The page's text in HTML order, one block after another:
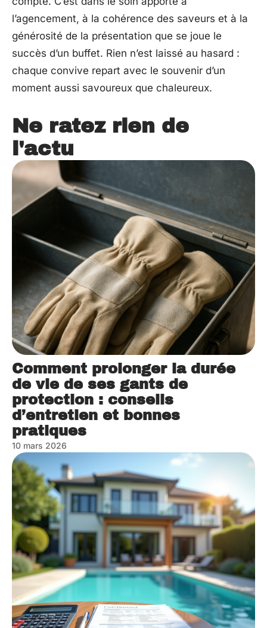
l’agencement, à la cohérence des saveurs et à la
générosité de la présentation que se joue le
succès d’un buffet. Rien n’est laissé au hasard :
chaque convive repart avec le souvenir d’un
moment aussi savoureux que chaleureux.
Ne ratez rien de
l'actu
Comment prolonger la durée
de vie de ses gants de
protection : conseils
d’entretien et bonnes
pratiques
10 mars 2026